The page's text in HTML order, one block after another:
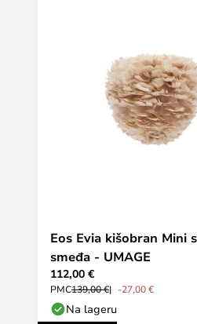
Eos Evia kišobran Mini
smeđa - UMAGE
112,00 €
PMC139,00 € -27,00 €
Na lageru